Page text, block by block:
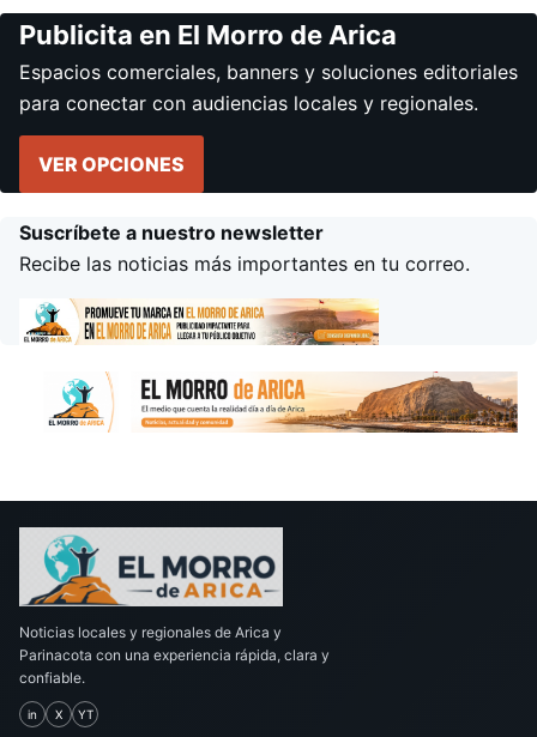
Publicita en El Morro de Arica
Espacios comerciales, banners y soluciones editoriales
para conectar con audiencias locales y regionales.
VER OPCIONES
Suscríbete a nuestro newsletter
Recibe las noticias más importantes en tu correo.
Noticias locales y regionales de Arica y
Parinacota con una experiencia rápida, clara y
confiable.
in X YT